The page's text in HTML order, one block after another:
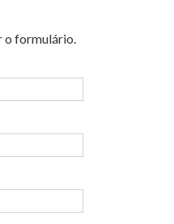
o formulário.